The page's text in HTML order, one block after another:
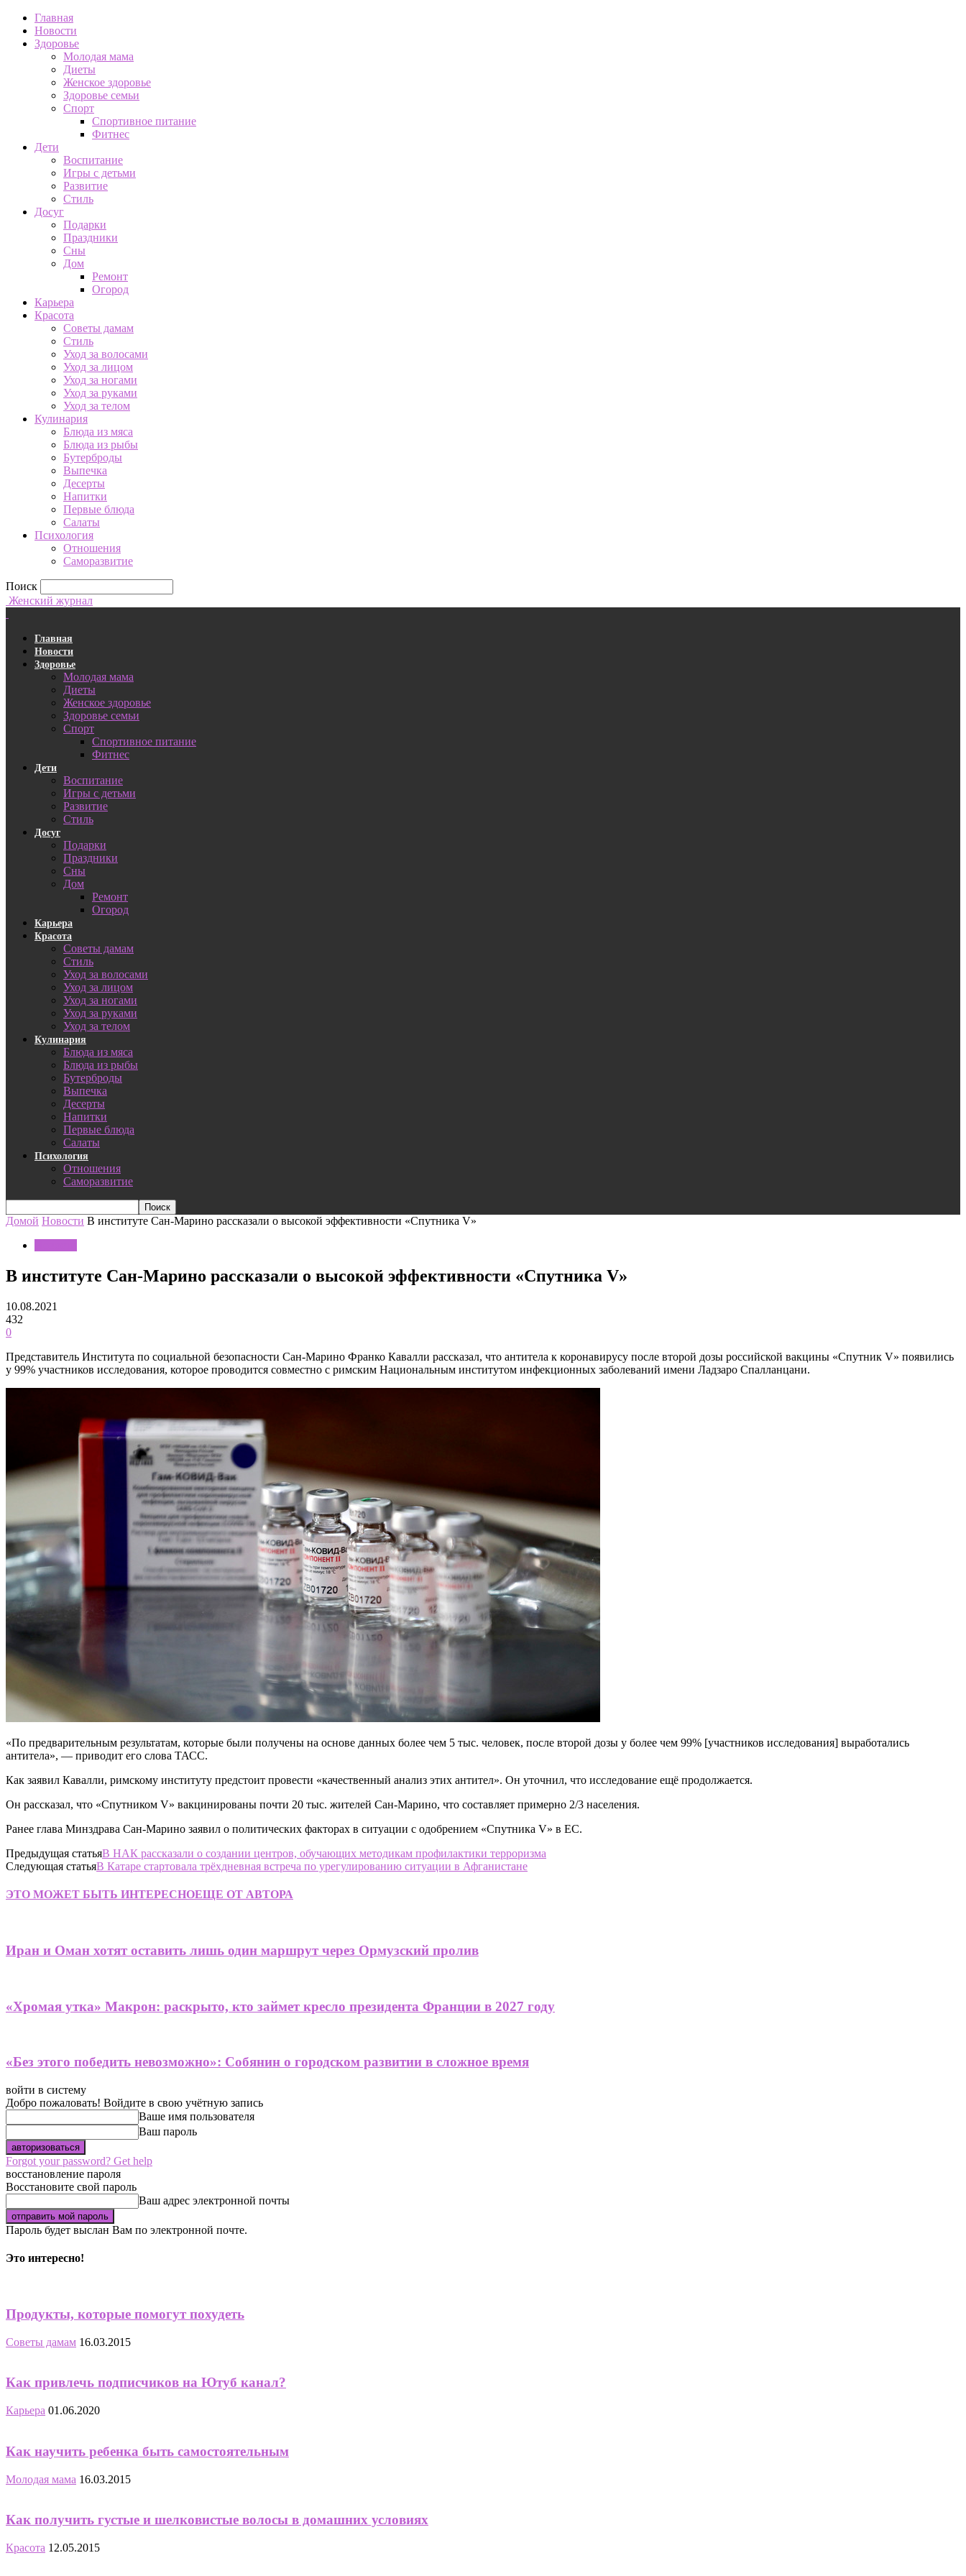
Главная
Новости
Здоровье
Молодая мама
Диеты
Женское здоровье
Здоровье семьи
Спорт
Спортивное питание
Фитнес
Дети
Воспитание
Игры с детьми
Развитие
Стиль
Досуг
Подарки
Праздники
Сны
Дом
Ремонт
Огород
Карьера
Красота
Советы дамам
Стиль
Уход за волосами
Уход за лицом
Уход за ногами
Уход за руками
Уход за телом
Кулинария
Блюда из мяса
Блюда из рыбы
Бутерброды
Выпечка
Десерты
Напитки
Первые блюда
Салаты
Психология
Отношения
Саморазвитие
Поиск
Женский журнал
Главная
Новости
Здоровье
Молодая мама
Диеты
Женское здоровье
Здоровье семьи
Спорт
Спортивное питание
Фитнес
Дети
Воспитание
Игры с детьми
Развитие
Стиль
Досуг
Подарки
Праздники
Сны
Дом
Ремонт
Огород
Карьера
Красота
Советы дамам
Стиль
Уход за волосами
Уход за лицом
Уход за ногами
Уход за руками
Уход за телом
Кулинария
Блюда из мяса
Блюда из рыбы
Бутерброды
Выпечка
Десерты
Напитки
Первые блюда
Салаты
Психология
Отношения
Саморазвитие
Домой Новости В институте Сан-Марино рассказали о высокой эффективности «Спутника V»
В институте Сан-Марино рассказали о высокой эффективности «Спутника V»
10.08.2021
432
0
Представитель Института по социальной безопасности Сан-Марино Франко Кавалли рассказал, что антитела к коронавирусу после второй дозы российской вакцины «Спутник V» появились
у 99% участников исследования, которое проводится совместно с римским Национальным институтом инфекционных заболеваний имени Ладзаро Спалланцани.
«По предварительным результатам, которые были получены на основе данных более чем 5 тыс. человек, после второй дозы у более чем 99% [участников исследования] выработались
антитела», — приводит его слова ТАСС.
Как заявил Кавалли, римскому институту предстоит провести «качественный анализ этих антител». Он уточнил, что исследование ещё продолжается.
Он рассказал, что «Спутником V» вакцинированы почти 20 тыс. жителей Сан-Марино, что составляет примерно 2/3 населения.
Ранее глава Минздрава Сан-Марино заявил о политических факторах в ситуации с одобрением «Спутника V» в ЕС.
Предыдущая статьяВ НАК рассказали о создании центров, обучающих методикам профилактики терроризма
Следующая статьяВ Катаре стартовала трёхдневная встреча по урегулированию ситуации в Афганистане
ЭТО МОЖЕТ БЫТЬ ИНТЕРЕСНОЕЩЕ ОТ АВТОРА
Иран и Оман хотят оставить лишь один маршрут через Ормузский пролив
«Хромая утка» Макрон: раскрыто, кто займет кресло президента Франции в 2027 году
«Без этого победить невозможно»: Собянин о городском развитии в сложное время
войти в систему
Добро пожаловать! Войдите в свою учётную запись
Ваше имя пользователя
Ваш пароль
Forgot your password? Get help
восстановление пароля
Восстановите свой пароль
Ваш адрес электронной почты
Пароль будет выслан Вам по электронной почте.
Это интересно!
Продукты, которые помогут похудеть
Советы дамам 16.03.2015
Как привлечь подписчиков на Ютуб канал?
Карьера 01.06.2020
Как научить ребенка быть самостоятельным
Молодая мама 16.03.2015
Как получить густые и шелковистые волосы в домашних условиях
Красота 12.05.2015